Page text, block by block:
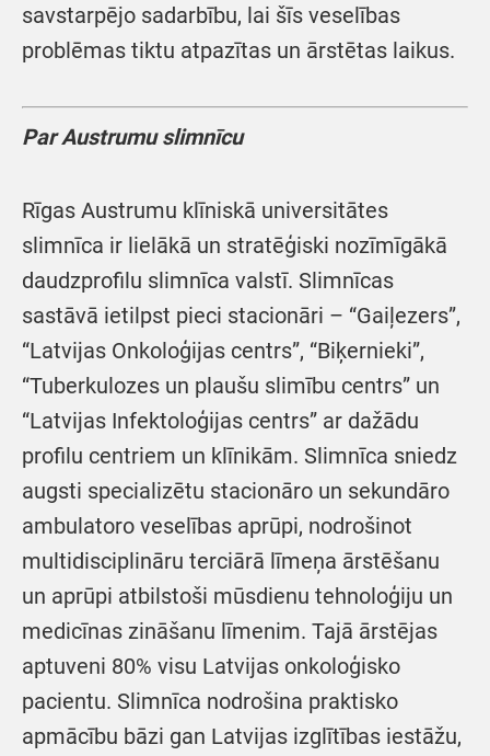
savstarpējo sadarbību, lai šīs veselības
problēmas tiktu atpazītas un ārstētas laikus.
Par Austrumu slimnīcu
Rīgas Austrumu klīniskā universitātes
slimnīca ir lielākā un stratēģiski nozīmīgākā
daudzprofilu slimnīca valstī. Slimnīcas
sastāvā ietilpst pieci stacionāri – “Gaiļezers”,
“Latvijas Onkoloģijas centrs”, “Biķernieki”,
“Tuberkulozes un plaušu slimību centrs” un
“Latvijas Infektoloģijas centrs” ar dažādu
profilu centriem un klīnikām. Slimnīca sniedz
augsti specializētu stacionāro un sekundāro
ambulatoro veselības aprūpi, nodrošinot
multidisciplināru terciārā līmeņa ārstēšanu
un aprūpi atbilstoši mūsdienu tehnoloģiju un
medicīnas zināšanu līmenim. Tajā ārstējas
aptuveni 80% visu Latvijas onkoloģisko
pacientu. Slimnīca nodrošina praktisko
apmācību bāzi gan Latvijas izglītības iestāžu,